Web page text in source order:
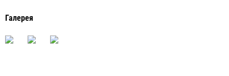
Галерея